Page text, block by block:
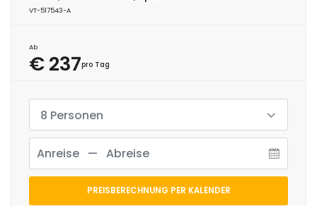
VT-517543-A
Ab
€ 237pro Tag
8 Personen
PREISBERECHNUNG PER KALENDER